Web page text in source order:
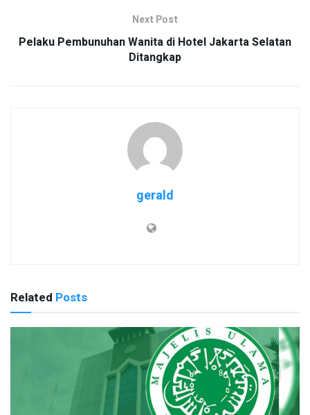
Next Post
Pelaku Pembunuhan Wanita di Hotel Jakarta Selatan
Ditangkap
gerald
Related Posts